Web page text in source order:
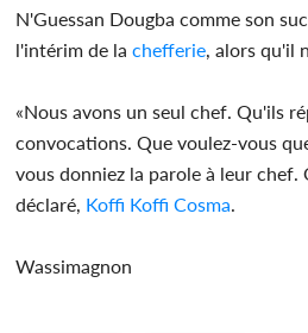
N'Guessan Dougba comme son
l'intérim de lachefferie , alors qu'il
«Nous avons un seul chef. Qu'ils
convocations. Que voulez-vous
vous donniez la parole à leur chef.
déclaré, Koffi Koffi Cosma
Wassimagnon